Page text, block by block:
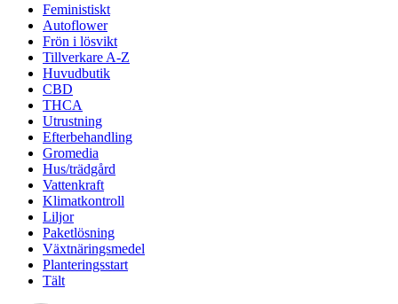
Feministiskt
Autoflower
Frön i lösvikt
Tillverkare A-Z
Huvudbutik
CBD
THCA
Utrustning
Efterbehandling
Gromedia
Hus/trädgård
Vattenkraft
Klimatkontroll
Liljor
Paketlösning
Växtnäringsmedel
Planteringsstart
Tält